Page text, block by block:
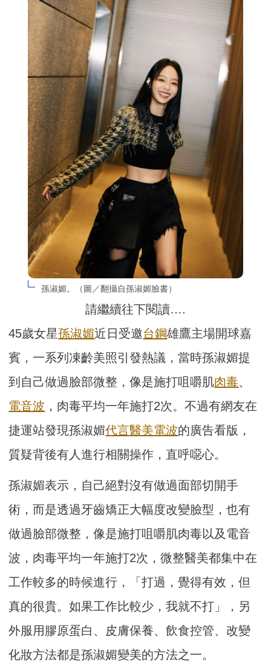
孫淑媚。（圖／翻攝自孫淑媚臉書）
請繼續往下閱讀….
45歲女星孫淑媚近日受邀台鋼雄鷹主場開球嘉
賓，一系列凍齡美照引發熱議，當時孫淑媚提
到自己做過臉部微整，像是施打咀嚼肌肉毒、
電音波 ，肉毒平均一年施打2次。不過有網友在
捷運站發現孫淑媚代言醫美電波的廣告看版，
質疑背後有人進行相關操作，直呼噁心。
孫淑媚表示，自己絕對沒有做過面部切開手
術，而是透過牙齒矯正大幅度改變臉型，也有
做過臉部微整，像是施打咀嚼肌肉毒以及電音
波，肉毒平均一年施打2次，微整醫美都集中在
工作較多的時候進行，「打過，覺得有效，但
真的很貴。如果工作比較少，我就不打」，另
外服用膠原蛋白、皮膚保養、飲食控管、改變
化妝方法都是孫淑媚變美的方法之一。